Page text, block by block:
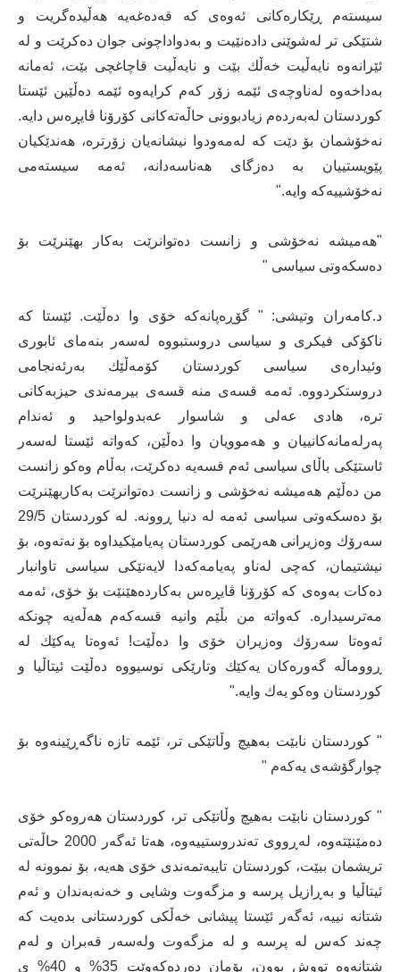
سیسته‌م ڕێكاره‌كانی ئه‌وه‌ی كه‌ قه‌ده‌غه‌یه‌ هه‌ڵیده‌گریت و
شتێكی تر له‌شوێنی داده‌نێیت و به‌دواداچونی جوان ده‌كرێت و له‌
ئێرانه‌وه‌ نایه‌ڵیت خه‌ڵك بێت و نایه‌ڵیت قاچاغچی بێت، ئه‌مانه‌
به‌داخه‌وه‌ له‌ناوچه‌ی ئێمه‌ زۆر كه‌م كرایه‌وه‌ ئێمه‌ ده‌ڵێین ئێستا
كوردستان له‌به‌رده‌م زیادبوونی حاڵه‌ته‌كانی كۆرۆنا ڤایڕه‌س دایه‌.
نه‌خۆشمان بۆ دێت كه‌ له‌مه‌ودوا نیشانه‌یان زۆرتره‌، هه‌ندێكیان
پێویستییان به‌ ده‌زگای هه‌ناسه‌دانه، ئه‌مه‌ سیسته‌می
نه‌خۆشییه‌كه‌ وایه‌."
"هه‌میشه‌ نه‌خۆشی و زانست ده‌توانرێت به‌كار بهێنرێت بۆ
ده‌سكه‌وتی سیاسی "
د.كامه‌ران وتیشی: " گۆڕه‌پانه‌كه‌ خۆی وا ده‌ڵێت. ئێستا كه‌
ناكۆكی فیكری و سیاسی دروستبووه‌ له‌سه‌ر بنه‌مای ئابوری
وئیداره‌ی سیاسی كوردستان كۆمه‌ڵێك به‌رئه‌نجامی
دروستكردووه‌. ئه‌مه‌ قسه‌ی منه‌ قسه‌ی بیرمه‌ندی حیزبه‌كانی
تره‌، هادی عه‌لی و شاسوار عه‌بدولواحید و ئه‌ندام
په‌رله‌مانه‌كانییان و هه‌موویان وا ده‌ڵێن، كه‌واته‌ ئێستا له‌سه‌ر
ئاستێكی باڵای سیاسی ئه‌م قسه‌یه‌ ده‌كرێت، به‌ڵام وه‌كو زانست
من ده‌ڵێم هه‌میشه‌ نه‌خۆشی و زانست ده‌توانرێت به‌كاربهێنرێت
بۆ ده‌سكه‌وتی سیاسی ئه‌مه‌ له‌ دنیا ڕوونه‌. له‌ كوردستان 29/5
سه‌رۆك وه‌زیرانی هه‌رێمی كوردستان په‌یامێكیداوه‌ بۆ نه‌ته‌وه‌، بۆ
نیشتیمان، كه‌چی له‌ناو په‌یامه‌كه‌دا لایه‌نێكی سیاسی تاوانبار
ده‌كات به‌وه‌ی كه‌ كۆرۆنا ڤایڕه‌س به‌كارده‌هێنێت بۆ خۆی، ئه‌مه‌
مه‌ترسیداره‌. كه‌واته‌ من بڵێم وانیه‌ قسه‌كه‌م هه‌ڵه‌یه‌ چونكه‌
ئه‌وه‌تا سه‌رۆك وه‌زیران خۆی وا ده‌ڵێت! ئه‌وه‌تا یه‌كێك له‌
ڕووماڵه‌ گه‌وره‌كان یه‌كێك وتارێكی نوسیووه‌ ده‌ڵێت ئیتاڵیا و
كوردستان وه‌كو یه‌ك وایه‌."
" كوردستان نابێت به‌هیچ وڵاتێكی تر، ئێمه‌ تازه‌ ناگه‌ڕێینه‌وه‌ بۆ
چوارگۆشه‌ی یه‌كه‌م "
" كوردستان نابێت به‌هیچ وڵاتێكی تر، كوردستان هه‌روه‌كو خۆی
ده‌مێنێته‌وه‌، له‌ڕووی ته‌ندروستییه‌وه‌، هه‌تا ئه‌گه‌ر 2000 حاڵه‌تی
تریشمان ببێت، كوردستان تایبه‌تمه‌ندی خۆی هه‌یه‌، بۆ نموونه‌ له‌
ئیتاڵیا و به‌ڕازیل پرسه‌ و مزگه‌وت وشایی و خه‌نه‌به‌ندان و ئه‌م
شتانه‌ نییه،‌ ئه‌گه‌ر ئێستا پیشانی خه‌ڵكی كوردستانی بده‌یت كه‌
چه‌ند كه‌س له‌ پرسه‌ و له‌ مزگه‌وت وله‌سه‌ر قه‌بران و له‌م
شتانه‌وه‌ تووش بوون، بۆمان ده‌رده‌كه‌وێت 35% و 40% ی